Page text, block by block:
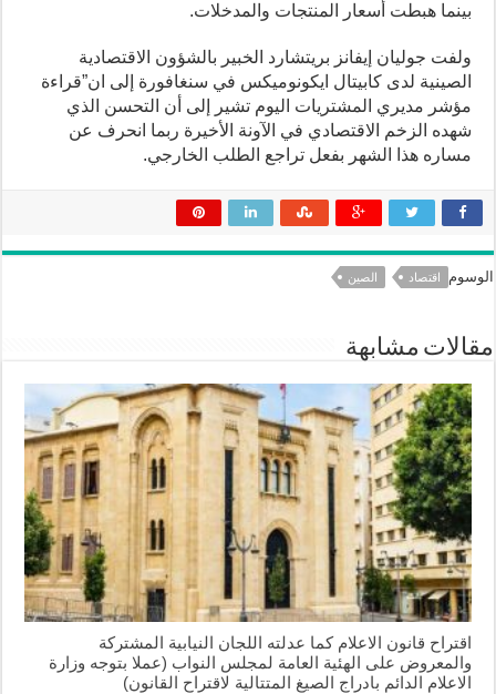
بينما هبطت أسعار المنتجات والمدخلات.
ولفت جوليان إيفانز بريتشارد الخبير بالشؤون الاقتصادية
الصينية لدى كابيتال ايكونوميكس في سنغافورة إلى ان”قراءة
مؤشر مديري المشتريات اليوم تشير إلى أن التحسن الذي
شهده الزخم الاقتصادي في الآونة الأخيرة ربما انحرف عن
مساره هذا الشهر بفعل تراجع الطلب الخارجي.
الوسوم اقتصاد الصين
مقالات مشابهة
اقتراح قانون الاعلام كما عدلته اللجان النيابية المشتركة
والمعروض على الهئية العامة لمجلس النواب (عملا بتوجه وزارة
الاعلام الدائم بادراج الصيغ المتتالية لاقتراح القانون)